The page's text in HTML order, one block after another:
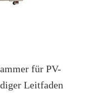
für PV-
Leitfaden